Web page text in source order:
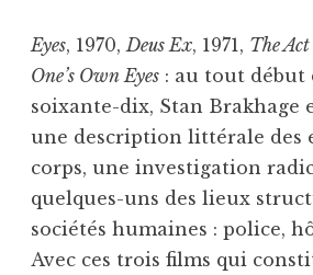
Eyes, 1970, Deus Ex, 1971, The
One’s Own Eyes : au tout début
soixante-dix, Stan Brakhage
une description littérale des
corps, une investigation
quelques-uns des lieux
sociétés humaines : police,
Avec ces trois films qui